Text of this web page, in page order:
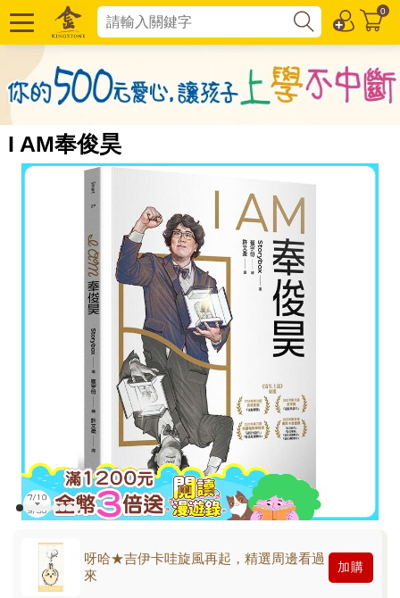
0
I AM奉俊昊
呀哈★吉伊卡哇旋風再起，精選周邊看過
來
加購